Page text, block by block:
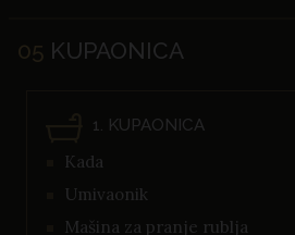
05 KUPAONICA
1. KUPAONICA
Kada
Umivaonik
Mašina za pranje rublja